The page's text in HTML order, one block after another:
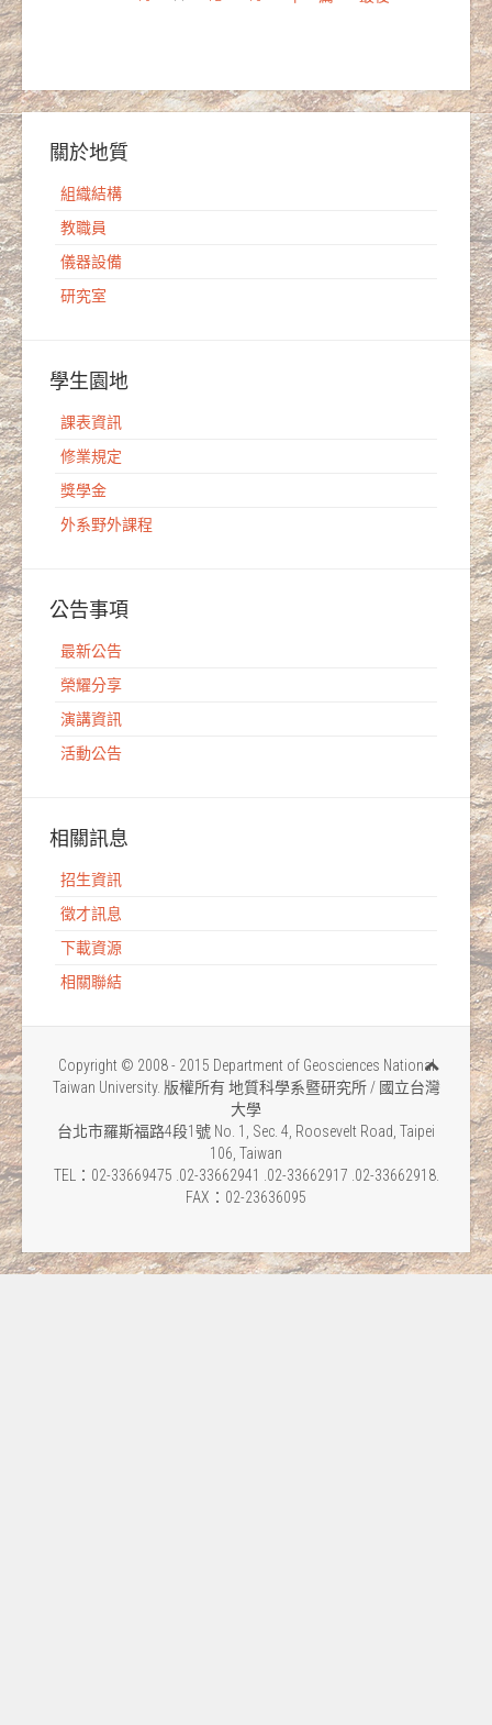
關於地質
組織結構
教職員
儀器設備
研究室
學生園地
課表資訊
修業規定
獎學金
外系野外課程
公告事項
最新公告
榮耀分享
演講資訊
活動公告
相關訊息
招生資訊
徵才訊息
下載資源
相關聯結
Copyright © 2008 - 2015 Department of Geosciences National
Taiwan University. 版權所有 地質科學系暨研究所 / 國立台灣
大學
台北市羅斯福路4段1號 No. 1, Sec. 4, Roosevelt Road, Taipei
106, Taiwan
TEL：02-33669475 .02-33662941 .02-33662917 .02-33662918.
FAX：02-23636095